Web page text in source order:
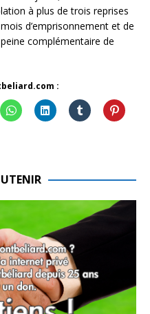
à plus de trois reprises
d’emprisonnement et de
complémentaire de
: